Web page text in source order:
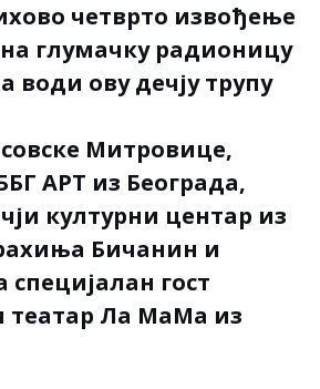
четврто извођење
глумачку радионицу
ову дечју трупу
Митровице,
АРТ из Београда,
културни центар из
Бичанин и
гост
театар Ла МаМа из